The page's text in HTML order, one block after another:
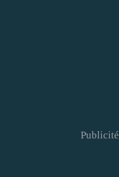
Publicité